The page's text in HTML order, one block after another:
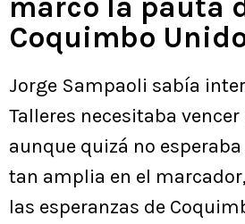
marcó la pauta
Coquimbo
Jorge Sampaoli sabía
Talleres necesitaba vencer
aunque quizá no
tan amplia en el
las esperanzas de